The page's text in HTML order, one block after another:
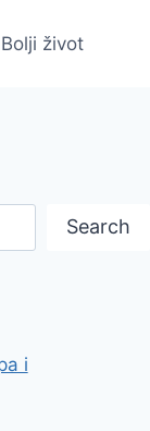
Bolji život
Search
i